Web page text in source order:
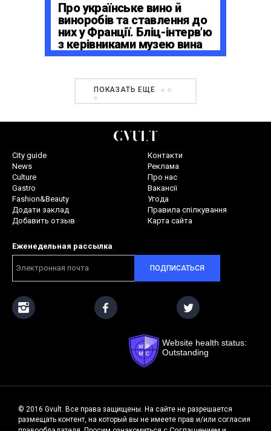
Про українське вино й
виноробів та ставлення до
них у Франції. Бліц-інтерв’ю
з керівниками музею вина
La Cité du Vin в Бордо
ПОКАЗАТЬ ЕЩЕ
City guide
News
Culture
Gastro
Fashion&Beauty
Додати заклад
Добавить отзыв
Контакти
Реклама
Про нас
Вакансії
Угода
Правила спілкування
Карта сайта
Еженедельная рассылка
ПОДПИСАТЬСЯ
Website health status:
Outstanding
© 2016 Gvult. Все права защищены. На сайте не разрешается
размещать контент, на который вы не имеете прав и/или согласия